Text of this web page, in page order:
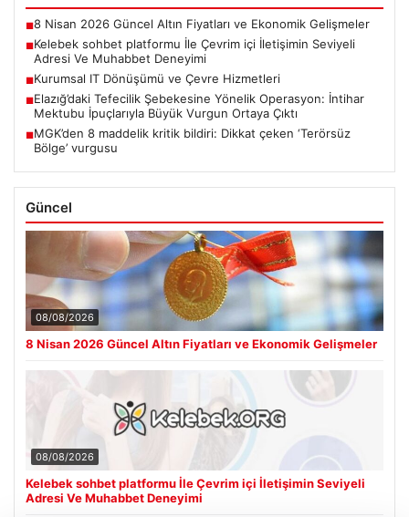
■8 Nisan 2026 Güncel Altın Fiyatları ve Ekonomik Gelişmeler
■Kelebek sohbet platformu İle Çevrim içi İletişimin Seviyeli
Adresi Ve Muhabbet Deneyimi
■Kurumsal IT Dönüşümü ve Çevre Hizmetleri
■Elazığ’daki Tefecilik Şebekesine Yönelik Operasyon: İntihar
Mektubu İpuçlarıyla Büyük Vurgun Ortaya Çıktı
■MGK’den 8 maddelik kritik bildiri: Dikkat çeken ‘Terörsüz
Bölge’ vurgusu
Güncel
08/08/2026
8 Nisan 2026 Güncel Altın Fiyatları ve Ekonomik Gelişmeler
08/08/2026
Kelebek sohbet platformu İle Çevrim içi İletişimin Seviyeli
Adresi Ve Muhabbet Deneyimi